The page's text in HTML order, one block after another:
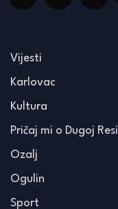
Vijesti
Karlovac
Kultura
Pričaj mi o Dugoj Resi
Ozalj
Ogulin
Sport